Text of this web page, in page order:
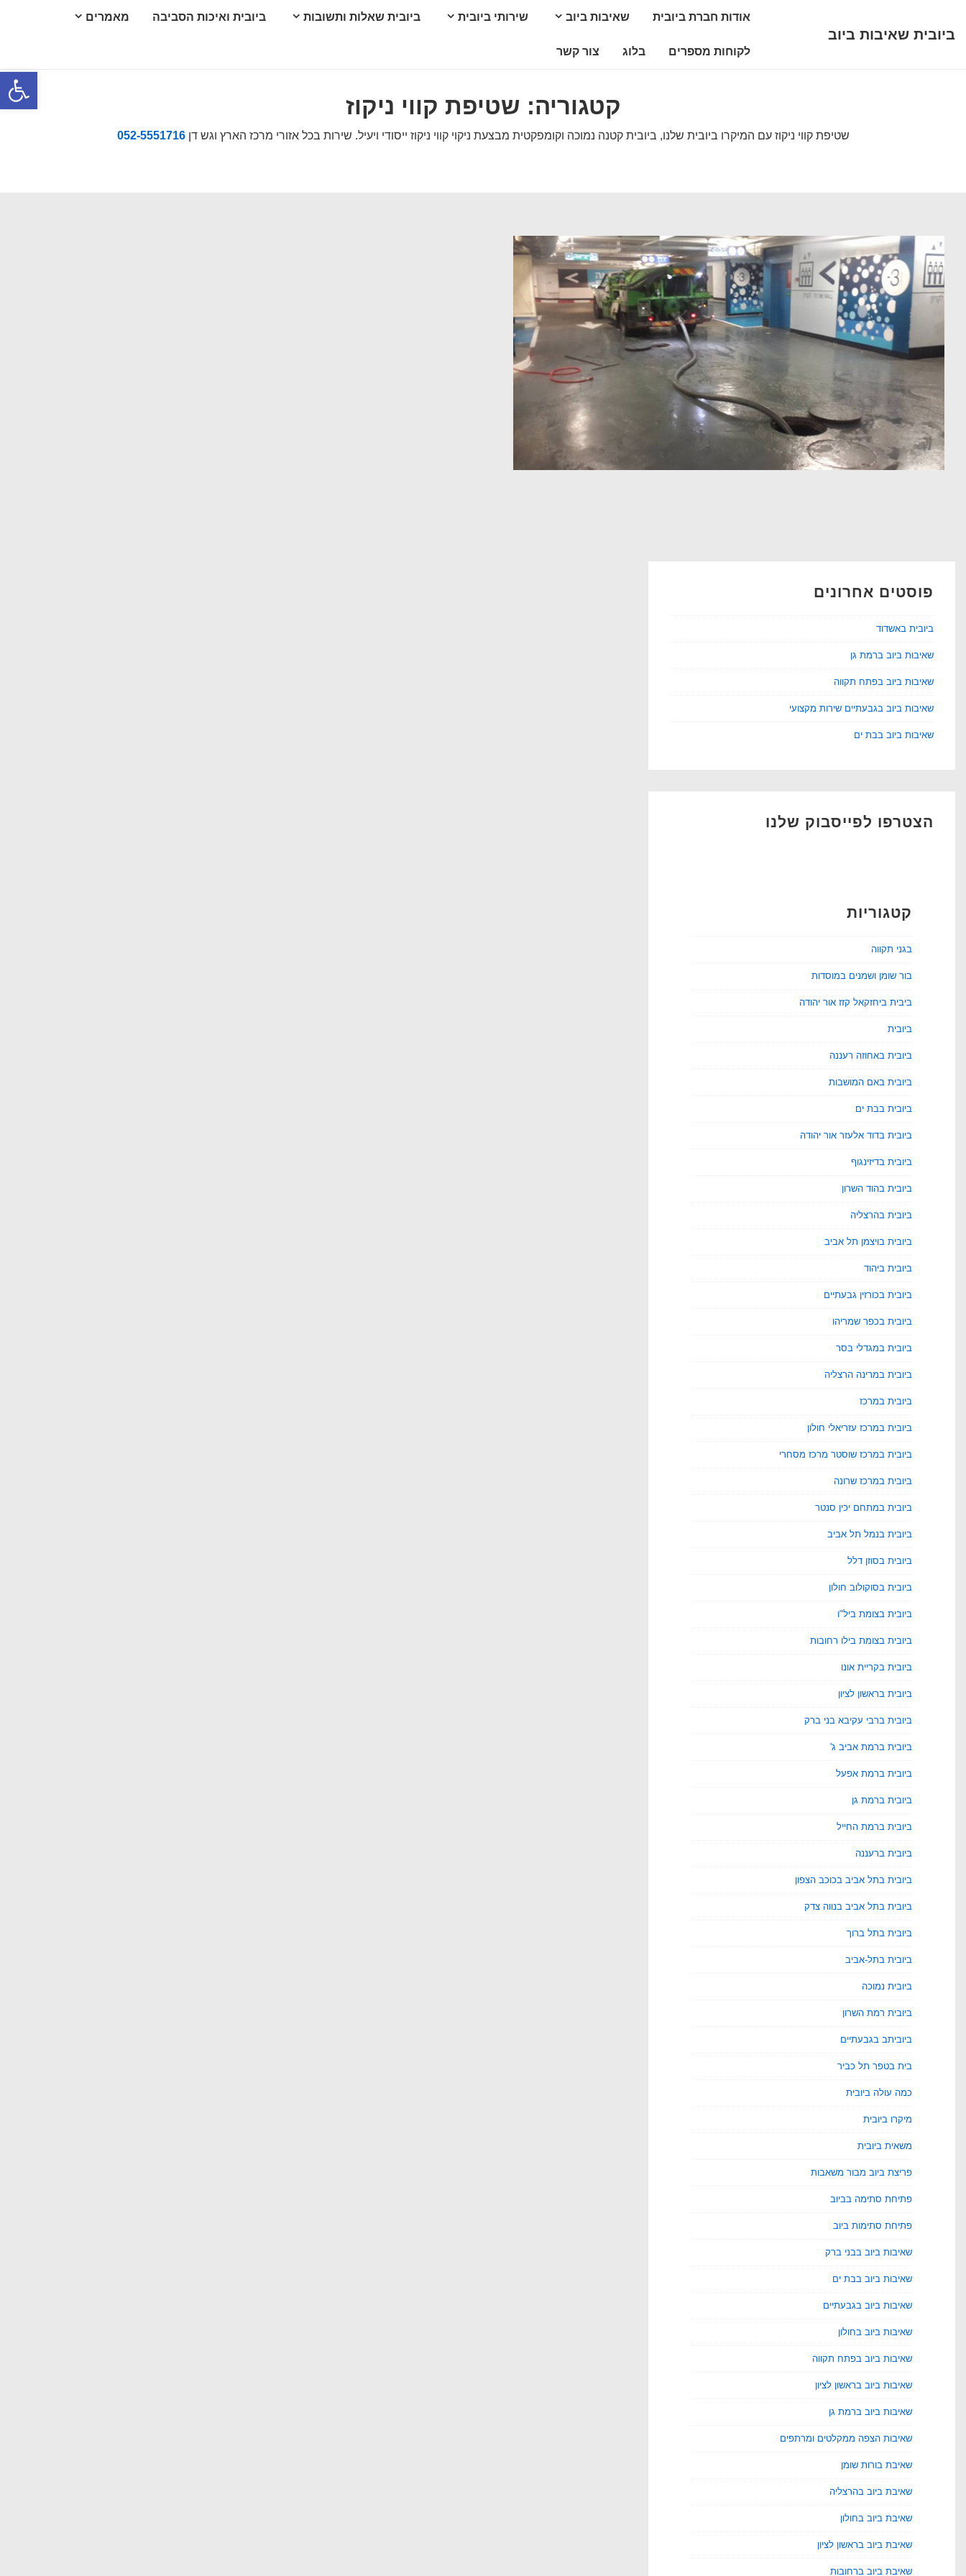
פתח סרגל נגישות
דלגביובית שאיבות ביוב
ניווט
אודות חברת ביובית שאיבות ביוב שירותי ביובית ביובית שאלות ותשובות ביובית ואיכות הסביבה מאמרים
לקוחות מספרים בלוג צור קשר
קטגוריה: שטיפת קווי ניקוז
שטיפת קווי ניקוז עם המיקרו ביובית שלנו, ביובית קטנה נמוכה וקומפקטית מבצעת ניקוי קווי ניקוז ייסודי ויעיל. שירות בכל אזורי מרכז הארץ וגש דן052-5551716
פוסטים אחרונים
ביובית באשדוד
שאיבות ביוב ברמת גן
שאיבות ביוב בפתח תקווה
שאיבות ביוב בגבעתיים שירות מקצועי
שאיבות ביוב בבת ים
הצטרפו לפייסבוק שלנו
קטגוריות
בגני תקווה
בור שומן ושמנים במוסדות
ביבית ביחזקאל קזז אור יהודה
ביובית
ביובית באחוזה רעננה
ביובית באם המושבות
ביובית בבת ים
ביובית בדוד אלעזר אור יהודה
ביובית בדיזינגוף
ביובית בהוד השרון
ביובית בהרצליה
ביובית בויצמן תל אביב
ביובית ביהוד
ביובית בכורזין גבעתיים
ביובית בכפר שמריהו
ביובית במגדלי בסר
ביובית במרינה הרצליה
ביובית במרכז
ביובית במרכז עזריאלי חולון
ביובית במרכז שוסטר מרכז מסחרי
ביובית במרכז שרונה
ביובית במתחם יכין סנטר
ביובית בנמל תל אביב
ביובית בסוזן דלל
ביובית בסוקולוב חולון
ביובית בצומת ביל"ו
ביובית בצומת בילו רחובות
ביובית בקריית אונו
ביובית בראשון לציון
ביובית ברבי עקיבא בני ברק
ביובית ברמת אביב ג'
ביובית ברמת אפעל
ביובית ברמת גן
ביובית ברמת החייל
ביובית ברעננה
ביובית בתל אביב בכוכב הצפון
ביובית בתל אביב בנווה צדק
ביובית בתל ברוך
ביובית בתל-אביב
ביובית נמוכה
ביובית רמת השרון
ביוביתב בגבעתיים
בית בטפר תל כביר
כמה עולה ביובית
מיקרו ביובית
משאית ביובית
פריצת ביוב מבור משאבות
פתיחת סתימה בביוב
פתיחת סתימות ביוב
שאיבות ביוב בבני ברק
שאיבות ביוב בבת ים
שאיבות ביוב בגבעתיים
שאיבות ביוב בחולון
שאיבות ביוב בפתח תקווה
שאיבות ביוב בראשון לציון
שאיבות ביוב ברמת גן
שאיבות הצפה ממקלטים ומרתפים
שאיבת בורות שומן
שאיבת ביוב בהרצליה
שאיבת ביוב בחולון
שאיבת ביוב בראשון לציון
שאיבת ביוב ברחובות